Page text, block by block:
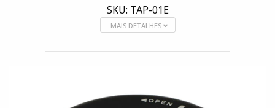
SKU: TAP-01E
MAIS DETALHES